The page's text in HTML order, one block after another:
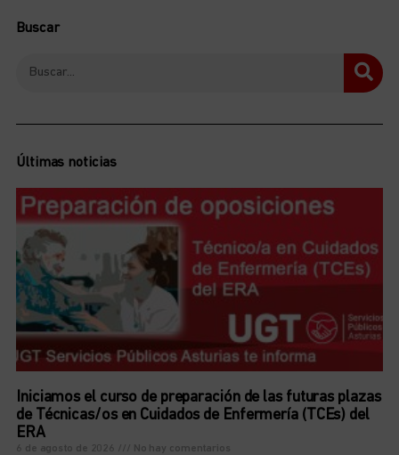
Buscar
Últimas noticias
Iniciamos el curso de preparación de las futuras plazas
de Técnicas/os en Cuidados de Enfermería (TCEs) del
ERA
6 de agosto de 2026 No hay comentarios